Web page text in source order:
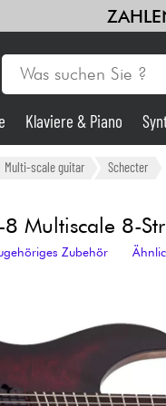
Klaviere & Piano
Multi-scale guitar Schecter
Multiscale 8-
Zubehör